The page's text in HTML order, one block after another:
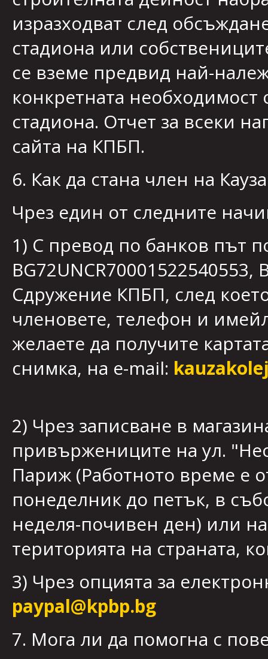
изразходват след
стадиона или
се вземе предвид най-
конкретната
стадиона. Отчет за всеки
сайта на КПБП.
6. Как да стана член на
Чрез един от следните
1) С превод по банков път
BG72UNCR70001522540553,
Сдружение КПБП, след
членовете, телефон и
желаете да получите
снимка, на e-mail:
2) Чрез записване в
привържениците на ул.
Париж (Работното време е
понеделник до петък, в
неделя-почивен ден) или
територията на страната,
3) Чрез опцията за
paypal@kpbp.bg
7. Мога ли да помогна с